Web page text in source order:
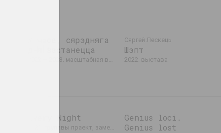
У часе, сярэдняга
дня застанецца
2022 – 2023. масштабная выстаўка
Сяргей Лескець
Шэпт
2022. выстава
Every Night
2021. групавы праект, замежнае падзея
Genius loci.
Genius lost